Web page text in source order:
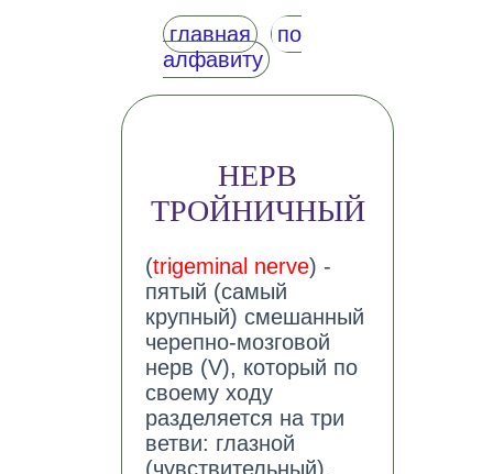
главная
по
алфавиту
НЕРВ
ТРОЙНИЧНЫЙ
(trigeminal nerve) -
пятый (самый
крупный) смешанный
черепно-мозговой
нерв (V), который по
своему ходу
разделяется на три
ветви: глазной
(чувствительный),